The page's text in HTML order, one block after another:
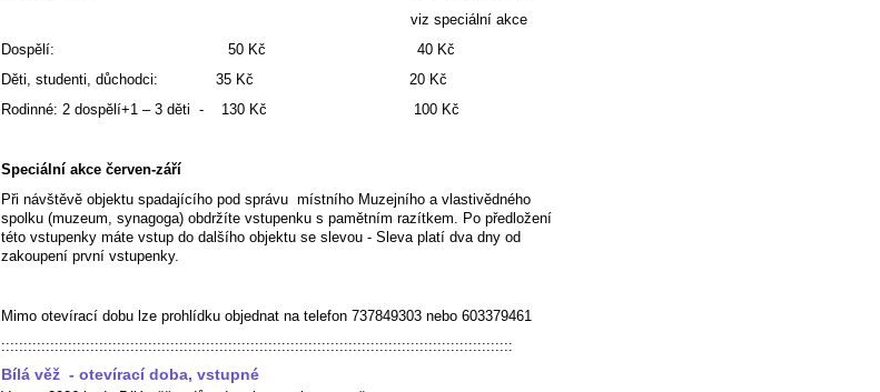
viz speciální akce
Dospělí: 50 Kč 40 Kč
Děti, studenti, důchodci: 35 Kč 20 Kč
Rodinné: 2 dospělí+1 – 3 děti - 130 Kč 100 Kč
Speciální akce červen-září
Při návštěvě objektu spadajícího pod správu místního Muzejního a vlastivědného
spolku (muzeum, synagoga) obdržíte vstupenku s pamětním razítkem. Po předložení
této vstupenky máte vstup do dalšího objektu se slevou - Sleva platí dva dny od
zakoupení první vstupenky.
Mimo otevírací dobu lze prohlídku objednat na telefon 737849303 nebo 603379461
:::::::::::::::::::::::::::::::::::::::::::::::::::::::::::::::::::::::::::::::::::::::::::::::::::::::::::::::::::
Bílá věž - otevírací doba, vstupné